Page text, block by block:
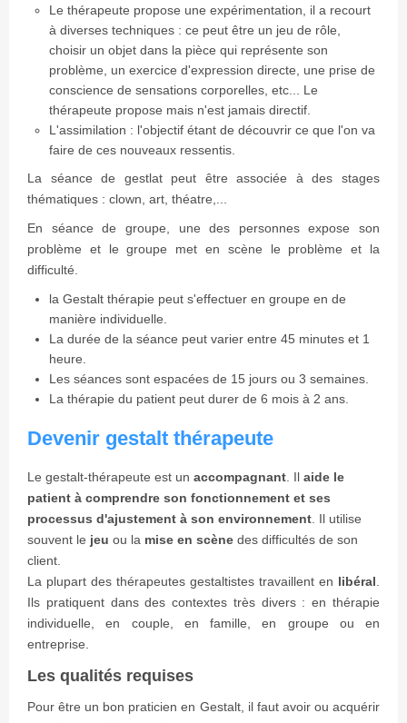
Le thérapeute propose une expérimentation, il a recourt
à diverses techniques : ce peut être un jeu de rôle,
choisir un objet dans la pièce qui représente son
problème, un exercice d'expression directe, une prise de
conscience de sensations corporelles, etc... Le
thérapeute propose mais n'est jamais directif.
L'assimilation : l'objectif étant de découvrir ce que l'on va
faire de ces nouveaux ressentis.
La séance de gestlat peut être associée à des stages
thématiques : clown, art, théatre,...
En séance de groupe, une des personnes expose son
problème et le groupe met en scène le problème et la
difficulté.
la Gestalt thérapie peut s'effectuer en groupe en de
manière individuelle.
La durée de la séance peut varier entre 45 minutes et 1
heure.
Les séances sont espacées de 15 jours ou 3 semaines.
La thérapie du patient peut durer de 6 mois à 2 ans.
Devenir gestalt thérapeute
Le gestalt-thérapeute est un accompagnant . Il aide le
patient à comprendre son fonctionnement et ses
processus d'ajustement à son environnement . Il utilise
souvent le jeu ou la mise en scène des difficultés de son
client.
La plupart des thérapeutes gestaltistes travaillent en libéral
Ils pratiquent dans des contextes très divers : en thérapie
individuelle, en couple, en famille, en groupe ou en
entreprise.
Les qualités requises
Pour être un bon praticien en Gestalt, il faut avoir ou acquérir